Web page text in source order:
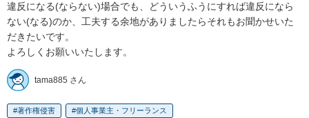
違反になる(ならない)場合でも、どういうふうにすれば違反になら
ない(なる)のか、工夫する余地がありましたらそれもお聞かせいた
だきたいです。
よろしくお願いいたします。
tama885 さん
著作権侵害 個人事業主・フリーランス